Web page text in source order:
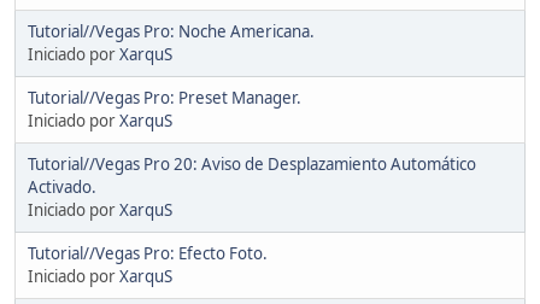
Tutorial//Vegas Pro: Noche Americana.
Iniciado porXarquS
Tutorial//Vegas Pro: Preset Manager.
Iniciado porXarquS
Tutorial//Vegas Pro 20: Aviso de Desplazamiento Automático
Activado.
Iniciado porXarquS
Tutorial//Vegas Pro: Efecto Foto.
Iniciado porXarquS